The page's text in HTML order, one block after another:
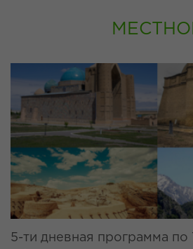
5-ти дневная программа по